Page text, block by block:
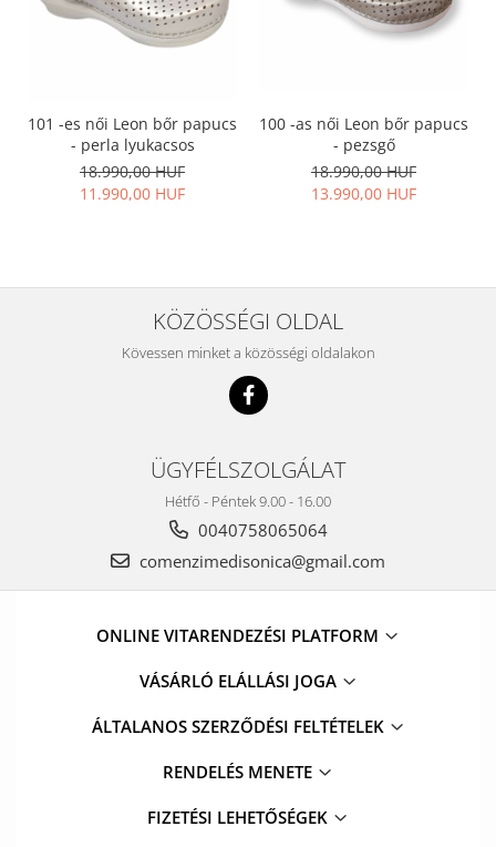
101 -es női Leon bőr papucs
- perla lyukacsos
18.990,00 HUF
11.990,00 HUF
100 -as női Leon bőr papucs
- pezsgő
18.990,00 HUF
13.990,00 HUF
KÖZÖSSÉGI OLDAL
Kövessen minket a közösségi oldalakon
ÜGYFÉLSZOLGÁLAT
Hétfő - Péntek 9.00 - 16.00
0040758065064
comenzimedisonica@gmail.com
ONLINE VITARENDEZÉSI PLATFORM
VÁSÁRLÓ ELÁLLÁSI JOGA
ÁLTALANOS SZERZŐDÉSI FELTÉTELEK
RENDELÉS MENETE
FIZETÉSI LEHETŐSÉGEK